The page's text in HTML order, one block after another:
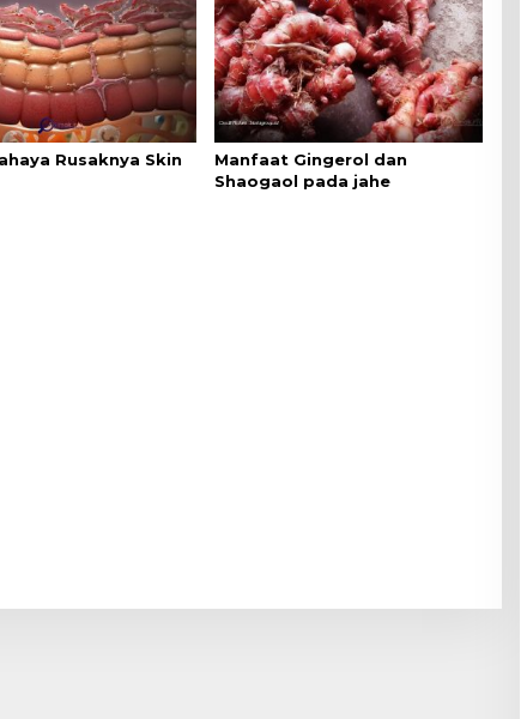
Rusaknya Skin
Manfaat Gingerol dan
Shaogaol pada jahe